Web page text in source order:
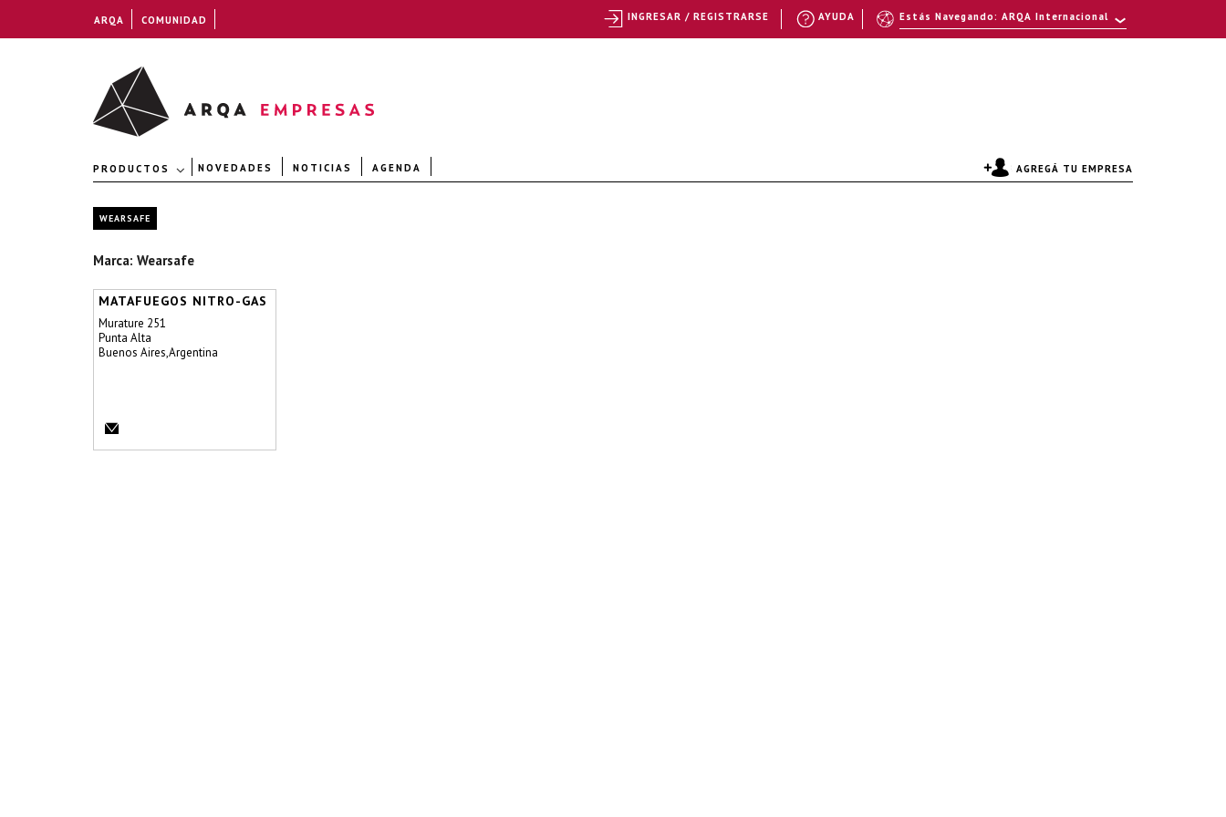
PRODUCTOS NOVEDADES NOTICIAS AGENDA AGREGÁ TU EMPRESA
WEARSAFE
Marca: Wearsafe
MATAFUEGOS NITRO-GAS
Murature 251
Punta Alta
Buenos Aires,Argentina
ARQA COMUNIDAD Estás Navegando: ARQA Internacional
AYUDA
INGRESAR / REGISTRARSE